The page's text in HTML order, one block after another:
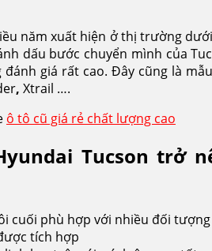
năm xuất hiện ở thị trường
dấu bước chuyển mình của
đánh giá rất cao. Đây cũng là
, Xtrail ….
ô tô cũ giá rẻ chất lượng cao
Tucson trở
cuối phù hợp với nhiều đối
tích hợp